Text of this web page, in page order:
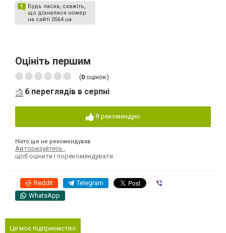
Будь ласка, скажіть,
що дізналися номер
на сайті 0564.ua
Оцініть першим
(0 оцінок)
6 переглядів в серпні
Я рекомендую
Ніхто ще не рекомендував
Авторизуйтесь
щоб оцінити і порекомендувати
Reddit Telegram
WhatsApp
Це моє підприємство